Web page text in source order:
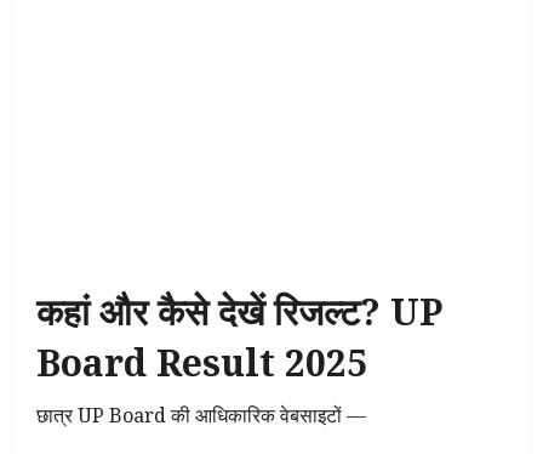
कहां और कैसे देखें रिजल्ट? UP
Board Result 2025
छात्र UP Board की आधिकारिक वेबसाइटों —